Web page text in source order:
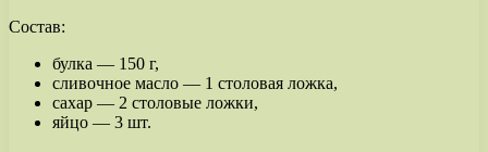
Состав:
булка — 150 г,
сливочное масло — 1 столовая ложка,
сахар — 2 столовые ложки,
яйцо — 3 шт.